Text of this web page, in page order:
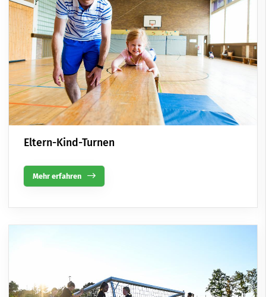
Eltern-Kind-Turnen
Mehr erfahren